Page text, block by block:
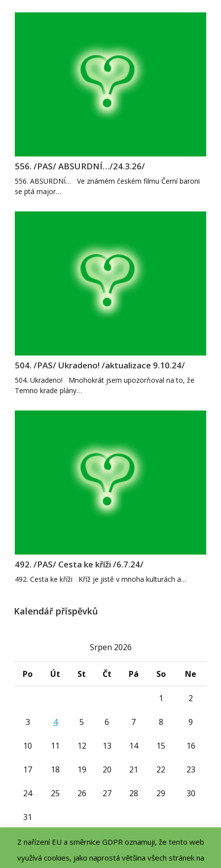
556. /PAS/ ABSURDNÍ…/24.3.26/
556. ABSURDNÍ… Ve známém českém filmu Černí baroni
se ptá major…
504. /PAS/ Ukradeno! /aktualizace 9.10.24/
504. Ukradeno! Mnohokrát jsem upozorňoval na to, že
Temno krade plány…
492. /PAS/ Cesta ke kříži /6.7.24/
492. Cesta ke kříži Kříž je jistě v mnoha kulturách a…
Kalendář příspěvků
Srpen 2026
Po Út St Čt Pá So Ne
1 2
3 4 5 6 7 8 9
10 11 12 13 14 15 16
17 18 19 20 21 22 23
24 25 26 27 28 29 30
31
Z nařízení EU a směrnice GDPR oznamuji, že tento web
využívá cookies, jako naprostá většina všech stránek na